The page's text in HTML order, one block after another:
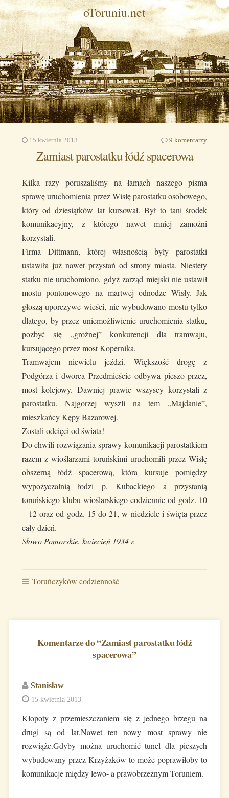
oToruniu.net
15 kwietnia 2013 9 komentarzy
Zamiast parostatku łódź spacerowa
Kilka razy poruszaliśmy na łamach naszego pisma
sprawę uruchomienia przez Wisłę parostatku osobowego,
który od dziesiątków lat kursował. Był to tani środek
komunikacyjny, z którego nawet mniej zamożni
korzystali.
Firma Dittmann, której własnością były parostatki
ustawiła już nawet przystań od strony miasta. Niestety
statku nie uruchomiono, gdyż zarząd miejski nie ustawił
mostu pontonowego na martwej odnodze Wisły. Jak
głoszą uporczywe wieści, nie wybudowano mostu tylko
dlatego, by przez uniemożliwienie uruchomienia statku,
pozbyć się „groźnej” konkurencji dla tramwaju,
kursującego przez most Kopernika.
Tramwajem niewielu jeździ. Większość drogę z
Podgórza i dworca Przedmieście odbywa pieszo przez,
most kolejowy. Dawniej prawie wszyscy korzystali z
parostatku. Najgorzej wyszli na tem „Majdanie”,
mieszkańcy Kępy Bazarowej.
Zostali odcięci od świata!
Do chwili rozwiązania sprawy komunikacji parostatkiem
razem z wioślarzami toruńskimi uruchomili przez Wisłę
obszerną łódź spacerową, która kursuje pomiędzy
wypożyczalnią łodzi p. Kubackiego a przystanią
toruńskiego klubu wioślarskiego codziennie od godz. 10
– 12 oraz od godz. 15 do 21, w niedziele i święta przez
cały dzień.
Słowo Pomorskie, kwiecień 1934 r.
Toruńczyków codzienność
Komentarze do “Zamiast parostatku łódź
spacerowa”
Stanisław
15 kwietnia 2013
Kłopoty z przemieszczaniem się z jednego brzegu na
drugi są od lat.Nawet ten nowy most sprawy nie
rozwiąże.Gdyby można uruchomić tunel dla pieszych
wybudowany przez Krzyżaków to może poprawiłoby to
komunikacje między lewo- a prawobrzeżnym Toruniem.